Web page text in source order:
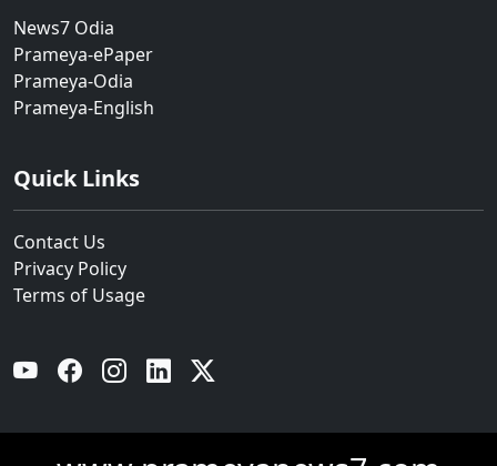
News7 Odia
Prameya-ePaper
Prameya-Odia
Prameya-English
Quick Links
Contact Us
Privacy Policy
Terms of Usage
YouTube Facebook Instagram Linkedin